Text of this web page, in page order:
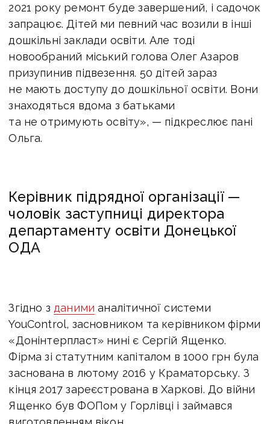
2021 року ремонт буде завершений, і садочок
запрацює. Дітей ми певний час возили в інші
дошкільні заклади освіти. Але тоді
новообраний міський голова Олег Азаров
призупинив підвезення. 50 дітей зараз
не мають доступу до дошкільної освіти. Вони
знаходяться вдома з батьками
та не отримують освіту», — підкреслює пані
Ольга.
Керівник підрядної організації —
чоловік заступниці директора
департаменту освіти Донецької
ОДА
Згідно з даними аналітичної системи
YouControl, засновником та керівником фірми
«Донінтерпласт» нині є Сергій Ященко.
Фірма зі статутним капіталом в 1000 грн була
заснована в лютому 2016 у Краматорську. З
кінця 2017 зареєстрована в Харкові. До війни
Ященко був ФОПом у Горлівці і займався